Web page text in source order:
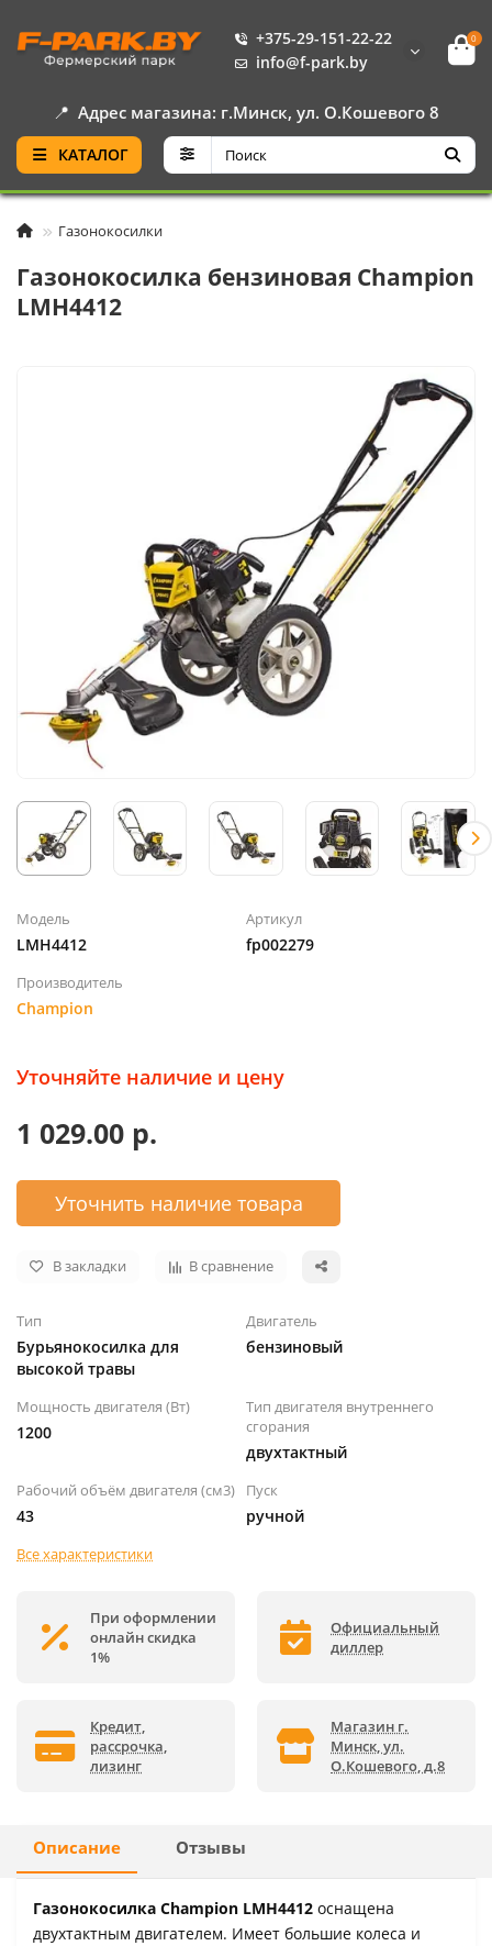
+375-29-151-22-22
info@f-park.by
0
📍 Адрес магазина: г.Минск, ул. О.Кошевого 8
КАТАЛОГ
Газонокосилки
Газонокосилка бензиновая Champion
LMH4412
Модель
LMH4412
Артикул
fp002279
Производитель
Champion
Уточняйте наличие и цену
1 029.00 р.
Уточнить наличие товара
В закладки В сравнение
Тип
Бурьянокосилка для
высокой травы
Двигатель
бензиновый
Мощность двигателя (Вт)
1200
Тип двигателя внутреннего
сгорания
двухтактный
Рабочий объём двигателя (см3)
43
Пуск
ручной
Все характеристики
При оформлении
онлайн скидка
1%
Официальный
диллер
Кредит,
рассрочка,
лизинг
Магазин г.
Минск, ул.
О.Кошевого, д.8
Описание Отзывы
Газонокосилка Champion LMH4412 оснащена
двухтактным двигателем. Имеет большие колеса и